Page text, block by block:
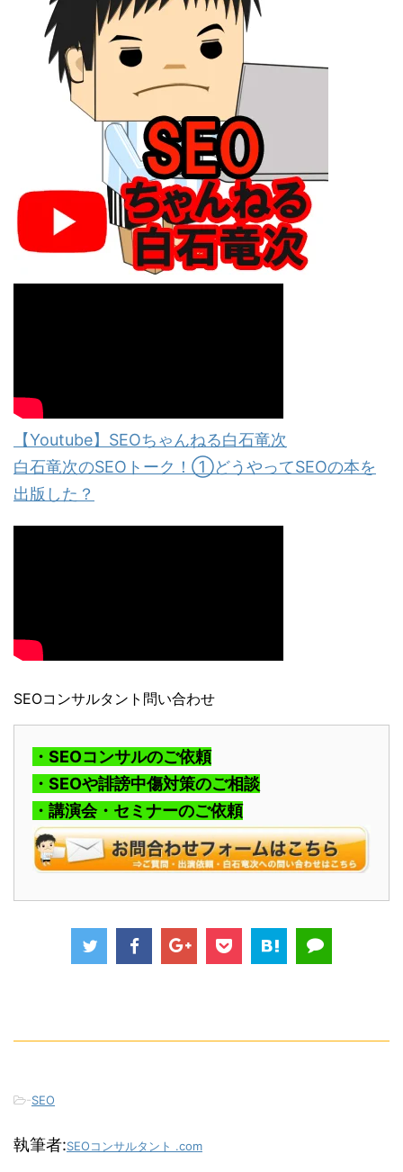
【Youtube】SEOちゃんねる白石竜次
白石竜次のSEOトーク！①どうやってSEOの本を
出版した？
SEOコンサルタント問い合わせ
・SEOコンサルのご依頼
・SEOや誹謗中傷対策のご相談
・講演会・セミナーのご依頼
-SEO
執筆者:SEOコンサルタント .com